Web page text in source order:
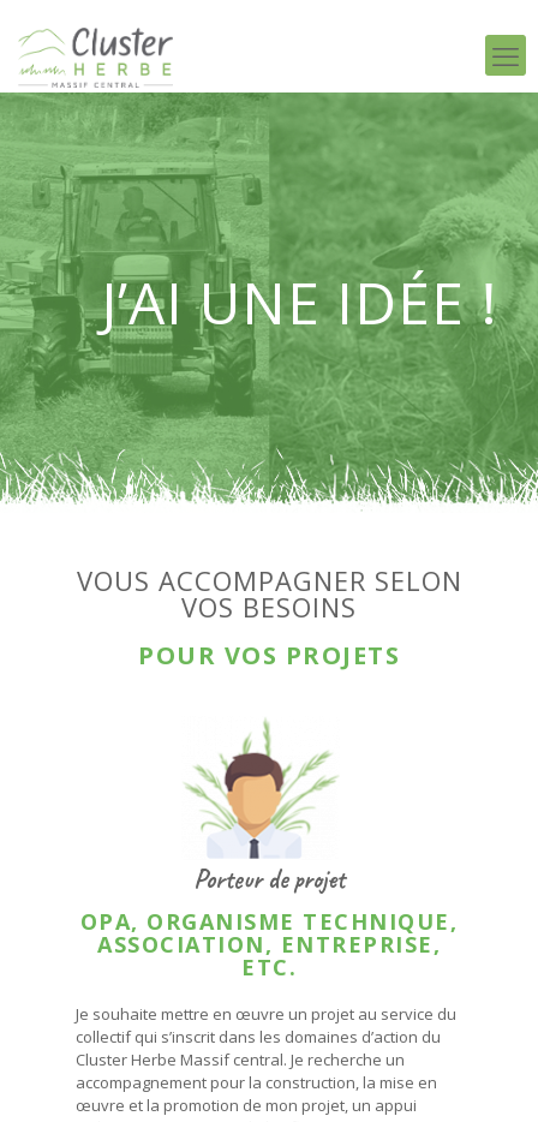
J’AI UNE IDÉE !
VOUS ACCOMPAGNER SELON
VOS BESOINS
POUR VOS PROJETS
Porteur de projet
OPA, ORGANISME TECHNIQUE,
ASSOCIATION, ENTREPRISE,
ETC.
Je souhaite mettre en œuvre un projet au service du
collectif qui s’inscrit dans les domaines d’action du
Cluster Herbe Massif central. Je recherche un
accompagnement pour la construction, la mise en
œuvre et la promotion de mon projet, un appui